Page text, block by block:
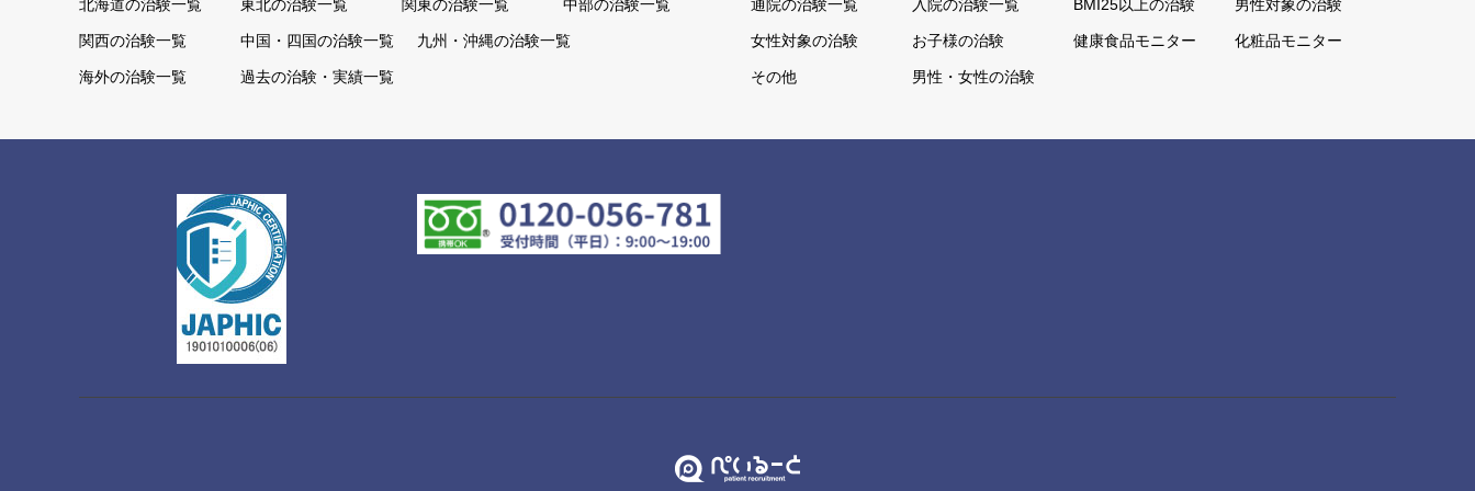
北海道の治験一覧 東北の治験一覧 関東の治験一覧 中部の治験一覧
関西の治験一覧 中国・四国の治験一覧 九州・沖縄の治験一覧
海外の治験一覧 過去の治験・実績一覧
通院の治験一覧 入院の治験一覧 BMI25以上の治験 男性対象の治験
女性対象の治験 お子様の治験 健康食品モニター 化粧品モニター
その他 男性・女性の治験